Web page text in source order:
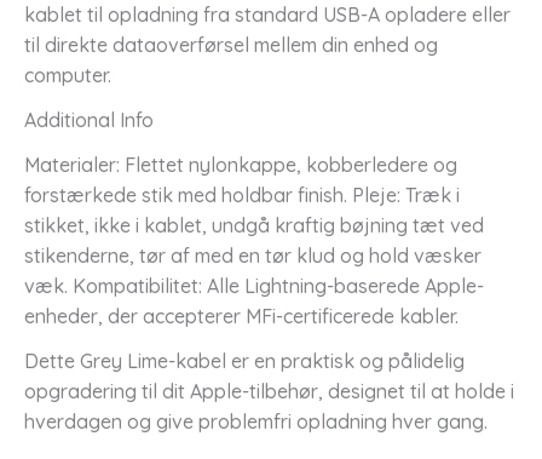
kablet til opladning fra standard USB-A opladere eller
til direkte dataoverførsel mellem din enhed og
computer.
Additional Info
Materialer: Flettet nylonkappe, kobberledere og
forstærkede stik med holdbar finish. Pleje: Træk i
stikket, ikke i kablet, undgå kraftig bøjning tæt ved
stikenderne, tør af med en tør klud og hold væsker
væk. Kompatibilitet: Alle Lightning-baserede Apple-
enheder, der accepterer MFi-certificerede kabler.
Dette Grey Lime-kabel er en praktisk og pålidelig
opgradering til dit Apple-tilbehør, designet til at holde i
hverdagen og give problemfri opladning hver gang.